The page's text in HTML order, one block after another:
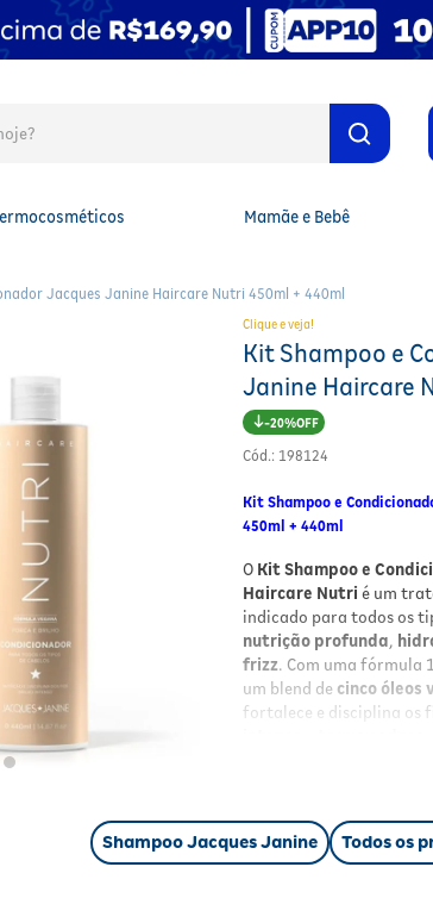
Mamãe e Bebê
Jacques Janine Haircare Nutri 450ml + 440ml
Clique e veja!
Kit Shampoo e
Janine Haircare
20%
Cód.: 198124
Kit Shampoo e
450ml + 440ml
O Kit Shampoo e
Haircare Nutri é um
indicado para todos os
nutrição profunda,
frizz. Com uma fórmula
um blend de cinco óleos
fortalece e disciplina os
Benefícios
Shampoo Jacques Janine Todos os